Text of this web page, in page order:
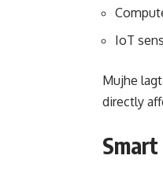
IoT
Mujhe
directly